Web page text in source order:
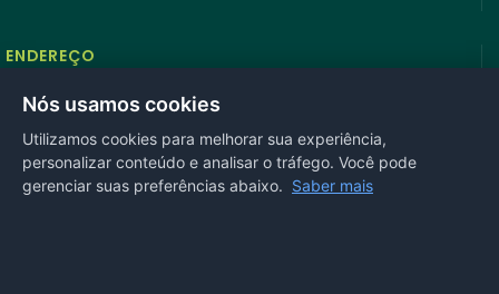
ENDEREÇO
Rua Antonio Tavares, n° 3310, Centro CEP: 78.280-000 -
Mirassol D’Oeste, MT
REDES SOCIAIS
Nós usamos cookies
Utilizamos cookies para melhorar sua experiência,
personalizar conteúdo e analisar o tráfego. Você pode
gerenciar suas preferências abaixo. Saber mais